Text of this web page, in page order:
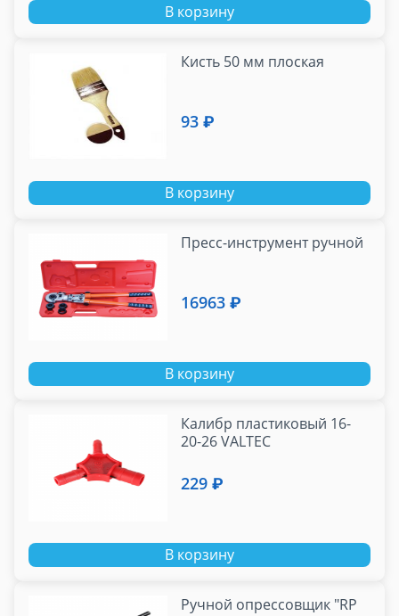
В корзину
Кисть 50 мм плоская
93 ₽
В корзину
Пресс-инструмент ручной
16963 ₽
В корзину
Калибр пластиковый 16-
20-26 VALTEC
229 ₽
В корзину
Ручной опрессовщик "RP